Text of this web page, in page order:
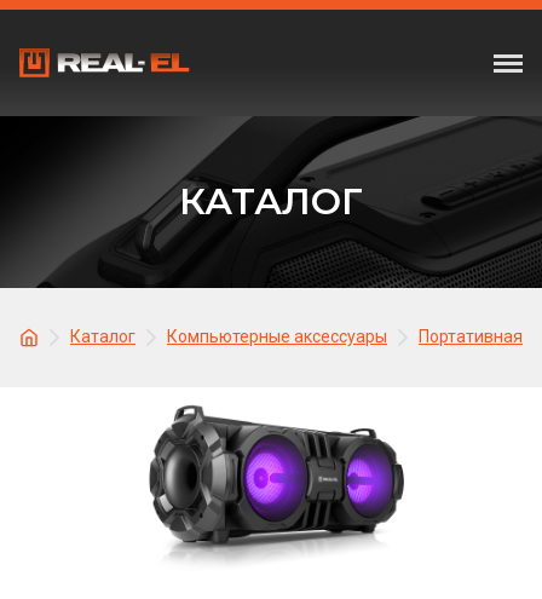
КАТАЛОГ
Каталог Компьютерные аксессуары Портативная